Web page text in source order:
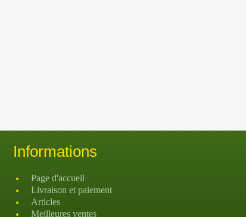
Informations
Page d'accueil
Livraison et paiement
Articles
Meilleures ventes